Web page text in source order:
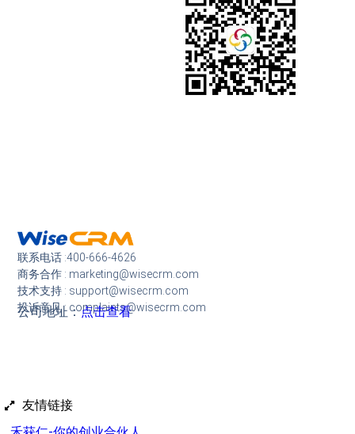
联系电话 :400-666-4626
商务合作 : marketing@wisecrm.com
技术支持 : support@wisecrm.com
投诉意见 : complaints@wisecrm.com
公司地址：点击查看
友情链接